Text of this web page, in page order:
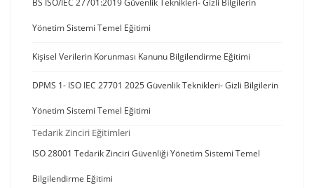
Yönetim Sistemi Temel Eğitimi
Kişisel Verilerin Korunması Kanunu Bilgilendirme Eğitimi
DPMS 1- ISO IEC 27701 2025 Güvenlik Teknikleri- Gizli Bilgilerin
Yönetim Sistemi Temel Eğitimi
Tedarik Zinciri Eğitimleri
ISO 28001 Tedarik Zinciri Güvenliği Yönetim Sistemi Temel
Bilgilendirme Eğitimi